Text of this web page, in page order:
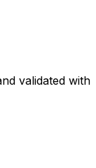
validated with